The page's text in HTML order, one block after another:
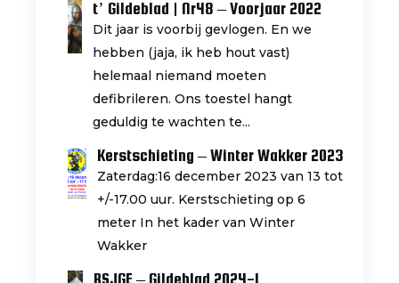
t’ Gildeblad | Nr48 – Voorjaar 2022
Dit jaar is voorbij gevlogen. En we
hebben (jaja, ik heb hout vast)
helemaal niemand moeten
defibrileren. Ons toestel hangt
geduldig te wachten te...
Kerstschieting – Winter Wakker 2023
Zaterdag:16 december 2023 van 13 tot
+/-17.00 uur. Kerstschieting op 6
meter In het kader van Winter
Wakker
RSJGE – Gildeblad 2024-1